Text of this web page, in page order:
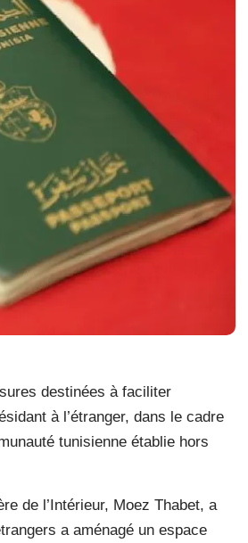
destinées à faciliter
à l’étranger, dans le cadre
tunisienne établie hors
de l’Intérieur, Moez Thabet, a
a aménagé un espace